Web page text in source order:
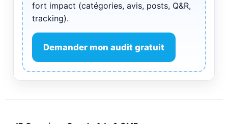
fort impact (catégories, avis, posts, Q&R,
tracking).
Demander mon audit gratuit